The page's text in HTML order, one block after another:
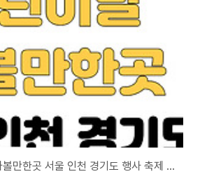
2025 5월 어린이날 가볼만한곳 서울 인천 경기도 행사 축제 모음